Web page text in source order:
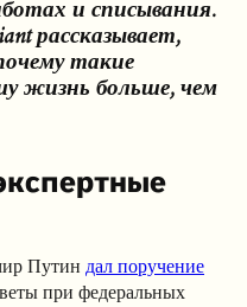
и списывания.
рассказывает,
такие
жизнь больше, чем
Путин дал поручение
при федеральных